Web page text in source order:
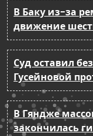
В Баку из-за
движение
Суд оставил
Гусейновой
В Гяндже
закончилась